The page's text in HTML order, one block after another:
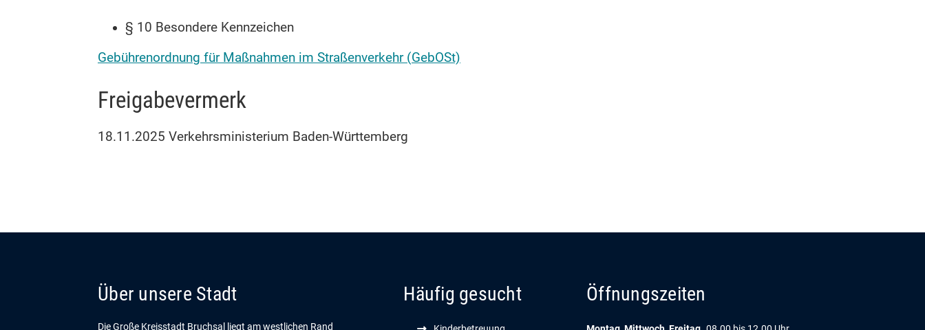
§ 10 Besondere Kennzeichen
Gebührenordnung für Maßnahmen im Straßenverkehr (GebOSt)
Freigabevermerk
18.11.2025 Verkehrsministerium Baden-Württemberg
Über unsere Stadt
Die Große Kreisstadt Bruchsal liegt am westlichen Rand
Häufig gesucht Öffnungszeiten